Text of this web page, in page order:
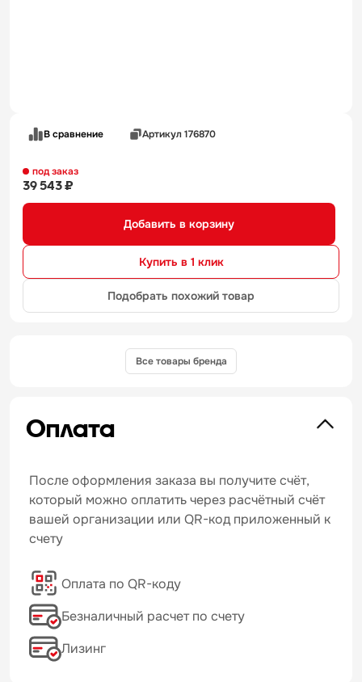
В сравнение Артикул 176870
под заказ
39 543 ₽
Добавить в корзину
Купить в 1 клик
Подобрать похожий товар
Все товары бренда
Оплата
После оформления заказа вы получите счёт,
который можно оплатить через расчётный счёт
вашей организации или QR-код приложенный к
счету
Оплата по QR-коду
Безналичный расчет по счету
Лизинг